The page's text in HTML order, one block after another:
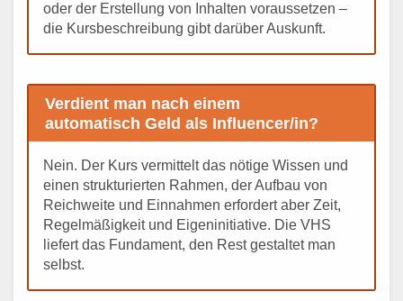
oder der Erstellung von Inhalten voraussetzen –
die Kursbeschreibung gibt darüber Auskunft.
Verdient man nach einem
automatisch Geld als Influencer/in?
Nein. Der Kurs vermittelt das nötige Wissen und
einen strukturierten Rahmen, der Aufbau von
Reichweite und Einnahmen erfordert aber Zeit,
Regelmäßigkeit und Eigeninitiative. Die VHS
liefert das Fundament, den Rest gestaltet man
selbst.